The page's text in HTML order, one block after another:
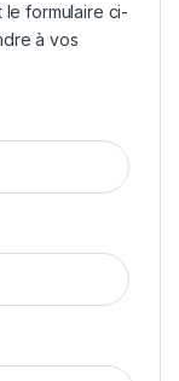
le formulaire ci-
à vos